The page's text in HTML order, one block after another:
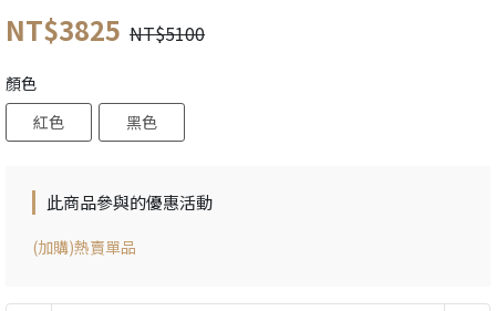
NT$3825 NT$5100
顏色
紅色
黑色
此商品參與的優惠活動
(加購)熱賣單品